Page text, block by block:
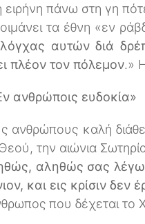
ειρήνη πάνω στη γη
τα έθνη «εν
αυτών διά
πλέον τον πόλεμον.»
ανθρώποις ευδοκία»
ανθρώπους καλή
την αιώνια
αληθώς σας λέγω
και εις κρίσιν
που δέχεται το